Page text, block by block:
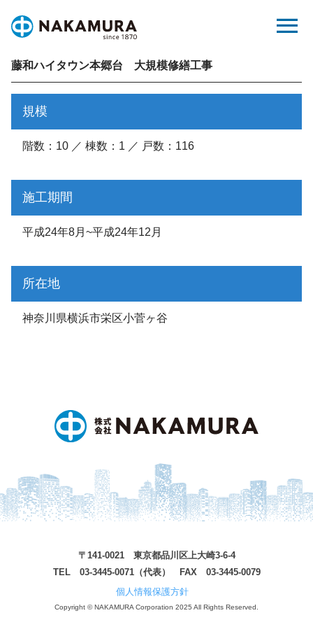
content
menu
藤和ハイタウン本郷台 大規模修繕工事
規模
階数：10 ／ 棟数：1 ／ 戸数：116
施工期間
平成24年8月~平成24年12月
所在地
神奈川県横浜市栄区小菅ヶ谷
〒141-0021 東京都品川区上大崎3-6-4
TEL 03-3445-0071（代表） FAX 03-3445-0079
個人情報保護方針
Copyright © NAKAMURA Corporation 2025 All Rights Reserved.